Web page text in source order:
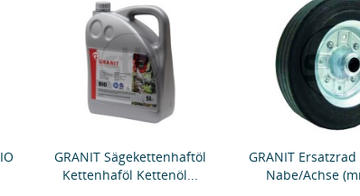
GRANIT Sägekettenhaftöl
Kettenhaföl Kettenöl...
GRANIT
Nabe/Achse